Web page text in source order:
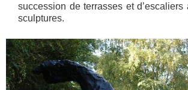
succession de terrasses et d’escaliers
sculptures.